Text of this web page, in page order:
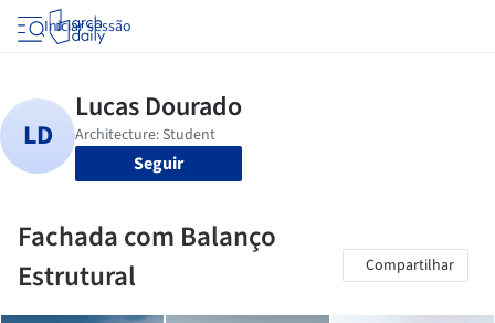
Iniciar sessão
Seguir
Fachada com Balanço
Estrutural
Compartilhar